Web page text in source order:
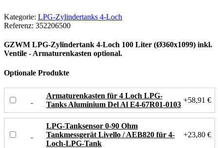
Kategorie: LPG-Zylindertanks 4-Loch
Referenz: 352206500
GZWM LPG-Zylindertank 4-Loch 100 Liter (Ø360x1099) inkl.
Ventile - Armaturenkasten optional.
Optionale Produkte
Armaturenkasten für 4 Loch LPG-
Tanks Aluminium Del Al E4-67R01-0103
+58,91 €
LPG-Tanksensor 0-90 Ohm
Tankmessgerät Livello / AEB820 für 4-
Loch-LPG-Tank
+23,80 €